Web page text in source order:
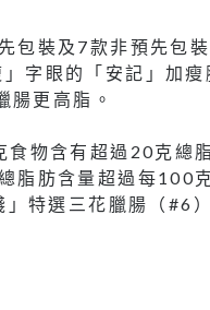
包裝及7款非預先包
字眼的「安記」加
腸更高脂。
物含有超過20克總
脂肪含量超過每
特選三花臘腸（#6